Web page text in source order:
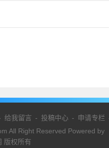
给我留言 - 投稿中心- 申请专栏
All Right Reserved Powered by
版权所有